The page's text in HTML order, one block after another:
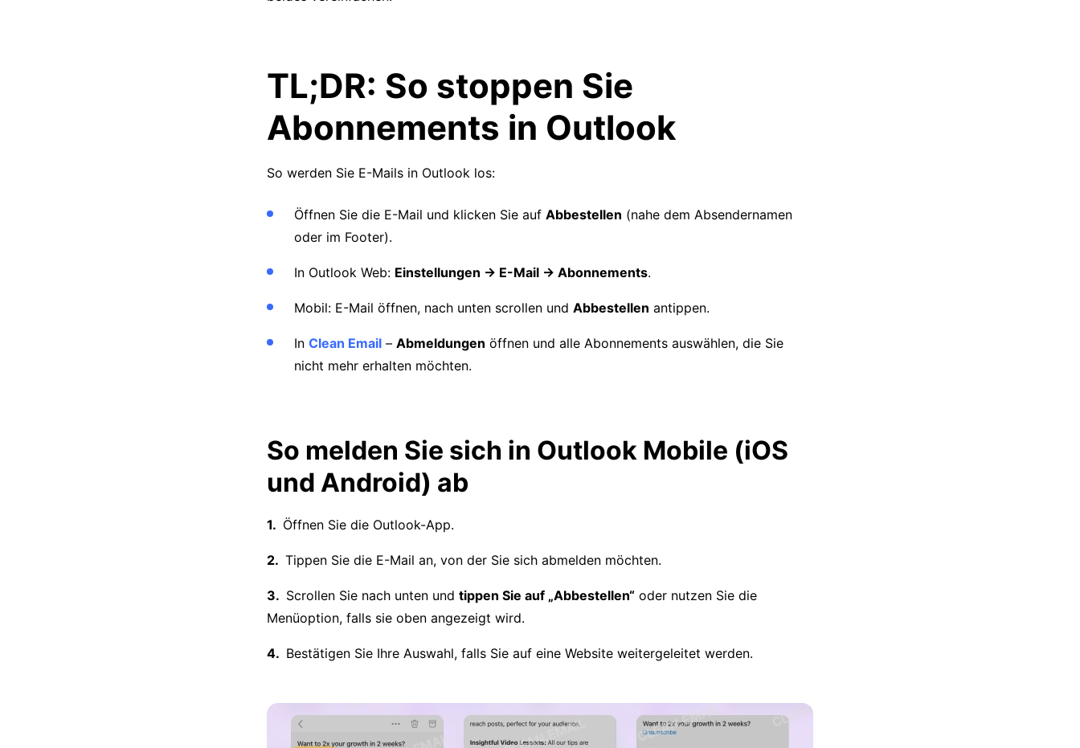
TL;DR: So stoppen Sie
Abonnements in Outlook
So werden Sie E-Mails in Outlook los:
Öffnen Sie die E-Mail und klicken Sie auf Abbestellen (nahe dem Absendernamen
oder im Footer).
In Outlook Web: Einstellungen → E-Mail → Abonnements.
Mobil: E-Mail öffnen, nach unten scrollen und Abbestellen antippen.
In Clean Email – Abmeldungen öffnen und alle Abonnements auswählen, die Sie
nicht mehr erhalten möchten.
So melden Sie sich in Outlook Mobile (iOS
und Android) ab
Öffnen Sie die Outlook-App.
Tippen Sie die E-Mail an, von der Sie sich abmelden möchten.
Scrollen Sie nach unten und tippen Sie auf „Abbestellen“ oder nutzen Sie die
Menüoption, falls sie oben angezeigt wird.
Bestätigen Sie Ihre Auswahl, falls Sie auf eine Website weitergeleitet werden.